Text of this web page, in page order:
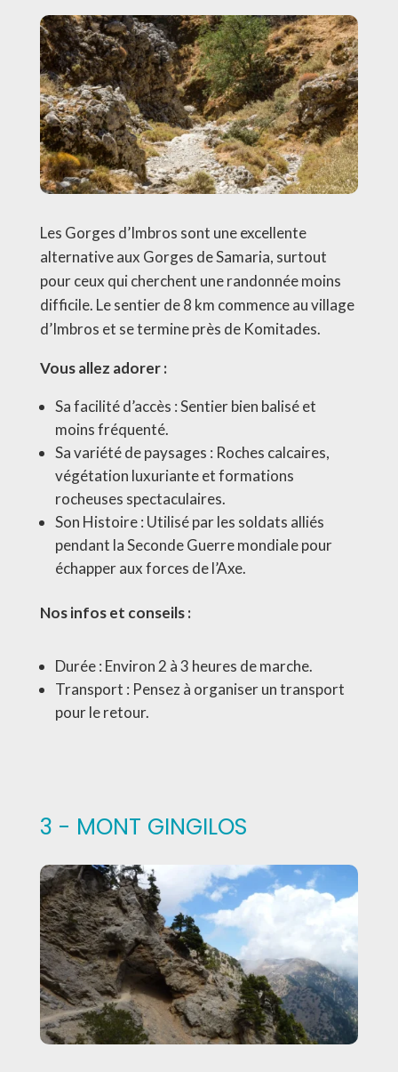
Les Gorges d’Imbros sont une excellente
alternative aux Gorges de Samaria, surtout
pour ceux qui cherchent une randonnée moins
difficile. Le sentier de 8 km commence au village
d’Imbros et se termine près de Komitades.
Vous allez adorer :
Sa facilité d’accès : Sentier bien balisé et
moins fréquenté.
Sa variété de paysages : Roches calcaires,
végétation luxuriante et formations
rocheuses spectaculaires.
Son Histoire : Utilisé par les soldats alliés
pendant la Seconde Guerre mondiale pour
échapper aux forces de l’Axe.
Nos infos et conseils :
Durée : Environ 2 à 3 heures de marche.
Transport : Pensez à organiser un transport
pour le retour.
3 - MONT GINGILOS